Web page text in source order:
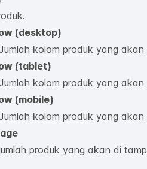
(desktop)
kolom produk yang
(tablet)
kolom produk yang
(mobile)
kolom produk yang
produk yang akan di